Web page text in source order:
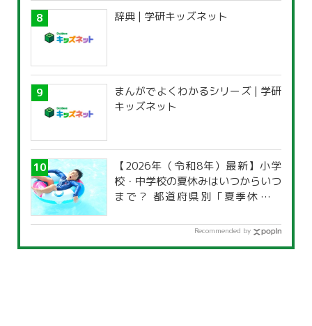
辞典 | 学研キッズネット
まんがでよくわかるシリーズ | 学研
キッズネット
【2026年（令和8年）最新】小学
校・中学校の夏休みはいつからいつ
まで？ 都道府県別「夏季休暇一
Recommended by